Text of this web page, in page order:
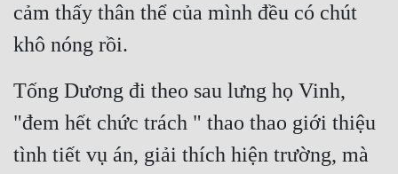
cảm thấy thân thể của mình đều có chút
khô nóng rồi.
Tống Dương đi theo sau lưng họ Vinh,
"đem hết chức trách " thao thao giới thiệu
tình tiết vụ án, giải thích hiện trường, mà